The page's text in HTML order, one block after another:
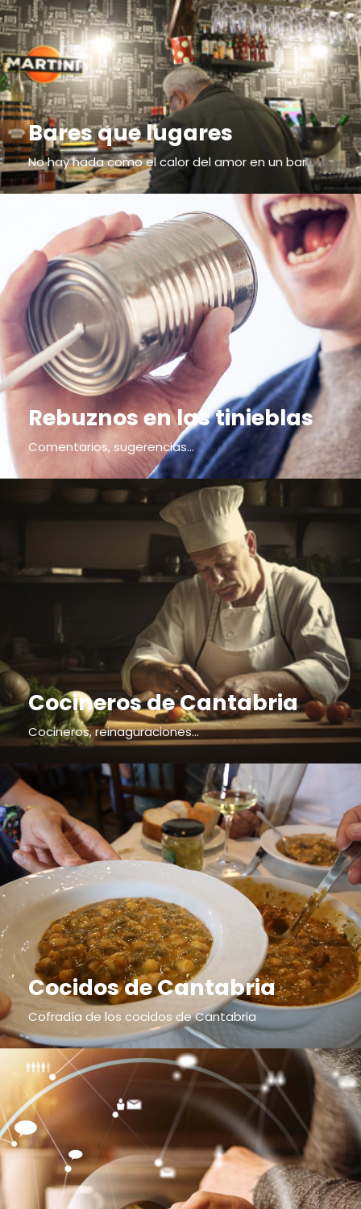
Bares que lugares
No hay nada como el calor del amor en un bar
Rebuznos en las tinieblas
Comentarios, sugerencias...
Cocineros de Cantabria
Cocineros, reinaguraciones...
Cocidos de Cantabria
Cofradía de los cocidos de Cantabria